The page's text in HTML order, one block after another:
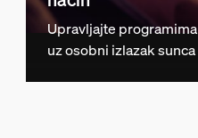
Upravljajte
uz osobni izlazak